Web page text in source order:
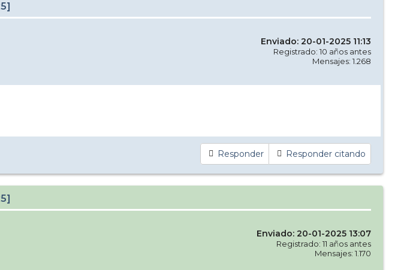
Enviado: 20-01-2025 11:13
Registrado: 10 años antes
Mensajes: 1.268
Responder Responder citando
Enviado: 20-01-2025 13:07
Registrado: 11 años antes
Mensajes: 1.170